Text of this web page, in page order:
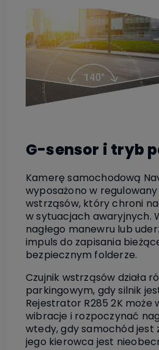
G-sensor i tryb
Kamerę samochodową
wyposażono w regulowany
wstrząsów, który chroni
w sytuacjach awaryjnych.
nagłego manewru lub
impuls do zapisania
bezpiecznym folderze.
Czujnik wstrząsów działa
parkingowym, gdy silnik
Rejestrator R285 2K może
wibracje i rozpoczynać
wtedy, gdy samochód jest
jego kierowca jest